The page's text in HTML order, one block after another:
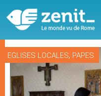
EGLISES LOCALES, PAPES